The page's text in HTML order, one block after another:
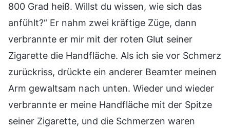
800 Grad heiß. Willst du wissen, wie sich das
anfühlt?“ Er nahm zwei kräftige Züge, dann
verbrannte er mir mit der roten Glut seiner
Zigarette die Handfläche. Als ich sie vor Schmerz
zurückriss, drückte ein anderer Beamter meinen
Arm gewaltsam nach unten. Wieder und wieder
verbrannte er meine Handfläche mit der Spitze
seiner Zigarette, und die Schmerzen waren